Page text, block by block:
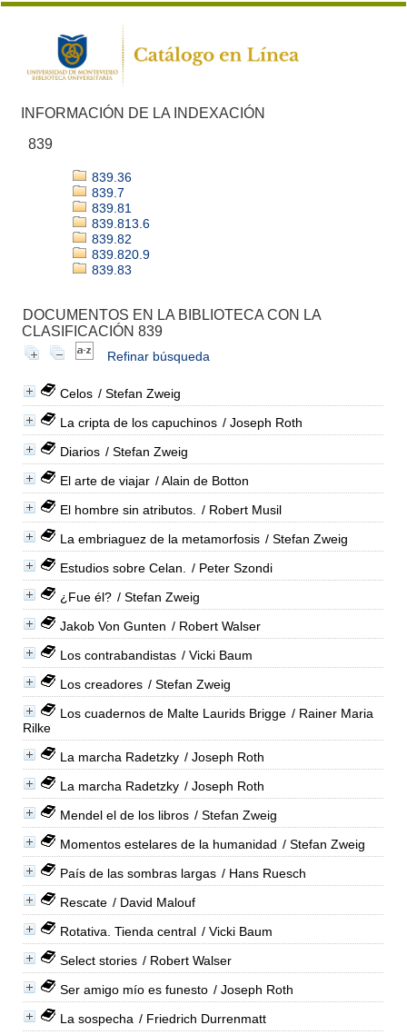
INFORMACIÓN DE LA INDEXACIÓN
839
839.36
839.7
839.81
839.813.6
839.82
839.820.9
839.83
DOCUMENTOS EN LA BIBLIOTECA CON LA
CLASIFICACIÓN 839
Refinar búsqueda
Celos / Stefan Zweig
La cripta de los capuchinos / Joseph Roth
Diarios / Stefan Zweig
El arte de viajar / Alain de Botton
El hombre sin atributos.
/ Robert Musil
La embriaguez de la metamorfosis / Stefan Zweig
Estudios sobre Celan.
/ Peter Szondi
¿Fue él? / Stefan Zweig
Jakob Von Gunten / Robert Walser
Los contrabandistas / Vicki Baum
Los creadores / Stefan Zweig
Los cuadernos de Malte Laurids Brigge / Rainer Maria
Rilke
La marcha Radetzky / Joseph Roth
La marcha Radetzky / Joseph Roth
Mendel el de los libros / Stefan Zweig
Momentos estelares de la humanidad / Stefan Zweig
País de las sombras largas / Hans Ruesch
Rescate / David Malouf
Rotativa. Tienda central / Vicki Baum
Select stories / Robert Walser
Ser amigo mío es funesto / Joseph Roth
La sospecha / Friedrich Durrenmatt